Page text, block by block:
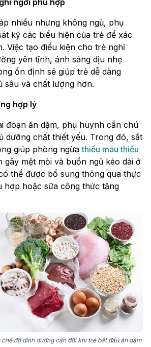
ngơi phù hợp
nhiều nhưng không ngủ, phụ
kỹ các biểu hiện của trẻ để xác
Việc tạo điều kiện cho trẻ nghỉ
yên tĩnh, ánh sáng dịu nhẹ
ổn định sẽ giúp trẻ dễ dàng
sâu và chất lượng hơn.
hợp lý
đoạn ăn dặm, phụ huynh cần chú
dưỡng chất thiết yếu. Trong đó, sắt
giúp phòng ngừathiếu máu thiếu
gây mệt mỏi và buồn ngủ kéo dài ở
thể được bổ sung thông qua thực
hợp hoặc sữa công thức tăng
độ dinh dưỡng cân đối khi trẻ bắt đầu ăn dặm